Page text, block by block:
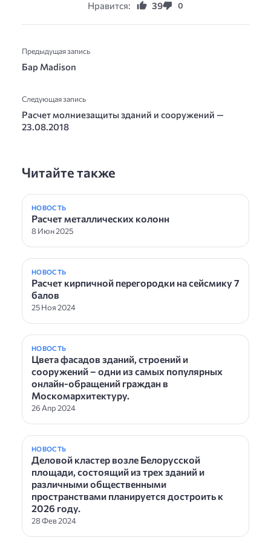
Нравится: 39 0
Предыдущая запись
Бар Madison
Следующая запись
Расчет молниезащиты зданий и сооружений —
23.08.2018
Читайте также
НОВОСТЬ
Расчет металлических колонн
8 Июн 2025
НОВОСТЬ
Расчет кирпичной перегородки на сейсмику 7
балов
25 Ноя 2024
НОВОСТЬ
Цвета фасадов зданий, строений и
сооружений – одни из самых популярных
онлайн-обращений граждан в
Москомархитектуру.
26 Апр 2024
НОВОСТЬ
Деловой кластер возле Белорусской
площади, состоящий из трех зданий и
различными общественными
пространствами планируется достроить к
2026 году.
28 Фев 2024